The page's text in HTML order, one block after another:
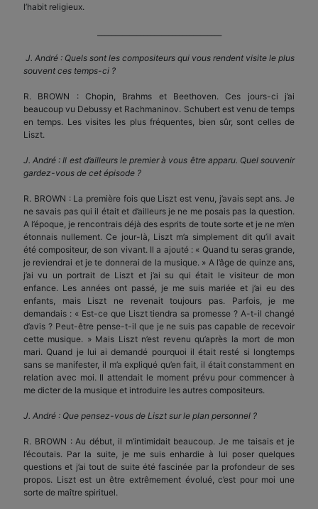
l’habit religieux.
J. André : Quels sont les compositeurs qui vous rendent visite le plus
souvent ces temps-ci ?
R. BROWN : Chopin, Brahms et Beethoven. Ces jours-ci j’ai
beaucoup vu Debussy et Rachmaninov. Schubert est venu de temps
en temps. Les visites les plus fréquentes, bien sûr, sont celles de
Liszt.
J. André : Il est d’ailleurs le premier à vous être apparu. Quel souvenir
gardez-vous de cet épisode ?
R. BROWN : La première fois que Liszt est venu, j’avais sept ans. Je
ne savais pas qui il était et d’ailleurs je ne me posais pas la question.
A l’époque, je rencontrais déjà des esprits de toute sorte et je ne m’en
étonnais nullement. Ce jour-là, Liszt m’a simplement dit qu’il avait
été compositeur, de son vivant. Il a ajouté : « Quand tu seras grande,
je reviendrai et je te donnerai de la musique. » A l’âge de quinze ans,
j’ai vu un portrait de Liszt et j’ai su qui était le visiteur de mon
enfance. Les années ont passé, je me suis mariée et j’ai eu des
enfants, mais Liszt ne revenait toujours pas. Parfois, je me
demandais : « Est-ce que Liszt tiendra sa promesse ? A-t-il changé
d’avis ? Peut-être pense-t-il que je ne suis pas capable de recevoir
cette musique. » Mais Liszt n’est revenu qu’après la mort de mon
mari. Quand je lui ai demandé pourquoi il était resté si longtemps
sans se manifester, il m’a expliqué qu’en fait, il était constamment en
relation avec moi. Il attendait le moment prévu pour commencer à
me dicter de la musique et introduire les autres compositeurs.
J. André : Que pensez-vous de Liszt sur le plan personnel ?
R. BROWN : Au début, il m’intimidait beaucoup. Je me taisais et je
l’écoutais. Par la suite, je me suis enhardie à lui poser quelques
questions et j’ai tout de suite été fascinée par la profondeur de ses
propos. Liszt est un être extrêmement évolué, c’est pour moi une
sorte de maître spirituel.